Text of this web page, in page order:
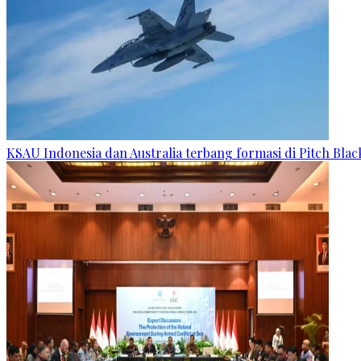
KSAU Indonesia dan Australia terbang formasi di Pitch